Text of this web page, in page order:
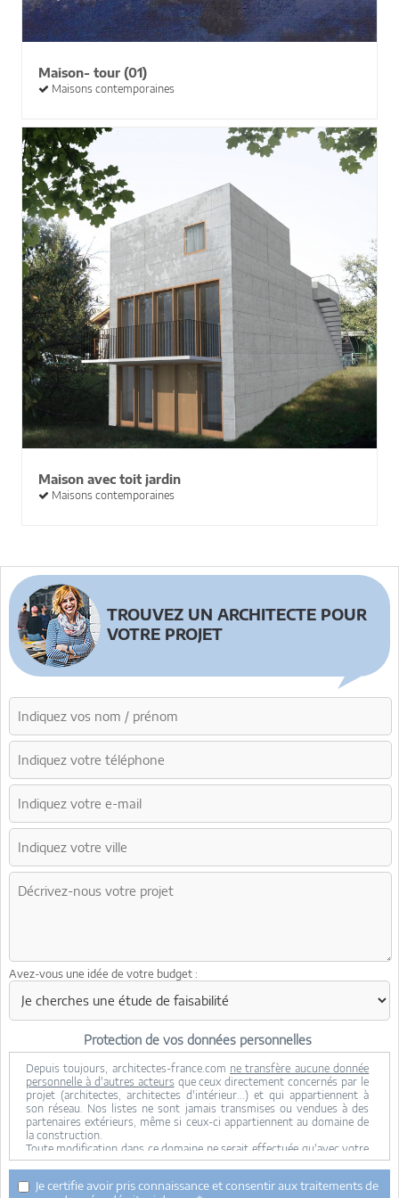
Maison- tour (01)
Maisons contemporaines
Maison avec toit jardin
Maisons contemporaines
TROUVEZ UN ARCHITECTE POUR
VOTRE PROJET
Avez-vous une idée de votre budget :
Protection de vos données personnelles
Depuis toujours, architectes-france.com ne transfère aucune donnée
personnelle à d'autres acteurs que ceux directement concernés par le
projet (architectes, architectes d'intérieur...) et qui appartiennent à
son réseau. Nos listes ne sont jamais transmises ou vendues à des
partenaires extérieurs, même si ceux-ci appartiennent au domaine de
la construction.
Toute modification dans ce domaine ne serait effectuée qu'avec votre
consentement.
Je consens à ce que mes données personnelles soient collectées pour
permettre à architectes-france de transférer votre projet aux
Je certifie avoir pris connaissance et consentir aux traitements de